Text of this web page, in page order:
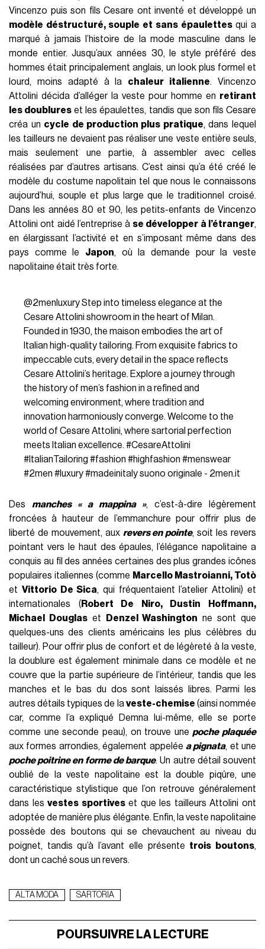
Vincenzo puis son fils Cesare ont inventé et développé un
modèle déstructuré, souple et sans épaulettesqui a
marqué à jamais l’histoire de la mode masculine dans le
monde entier. Jusqu’aux années 30, le style préféré des
hommes était principalement anglais, un look plus formel et
lourd, moins adapté à la chaleur italienne. Vincenzo
Attolini décida d’alléger la veste pour homme en retirant
les doublures et les épaulettes, tandis que son fils Cesare
créa un cycle de production plus pratique, dans lequel
les tailleurs ne devaient pas réaliser une veste entière seuls,
mais seulement une partie, à assembler avec celles
réalisées par d’autres artisans. C’est ainsi qu’a été créé le
modèle du costume napolitain tel que nous le connaissons
aujourd’hui, souple et plus large que le traditionnel croisé.
Dans les années 80 et 90, les petits-enfants de Vincenzo
Attolini ont aidé l’entreprise à se développer à l’étranger,
en élargissant l’activité et en s’imposant même dans des
pays comme le Japon, où la demande pour la veste
napolitaine était très forte.
@2menluxuryStep into timeless elegance at the
Cesare Attolini showroom in the heart of Milan.
Founded in 1930, the maison embodies the art of
Italian high-quality tailoring. From exquisite fabrics to
impeccable cuts, every detail in the space reflects
Cesare Attolini’s heritage. Explore a journey through
the history of men’s fashion in a refined and
welcoming environment, where tradition and
innovation harmoniously converge. Welcome to the
world of Cesare Attolini, where sartorial perfection
meets Italian excellence. #CesareAttolini
#ItalianTailoring #fashion #highfashion #menswear
#2men #luxury#madeinitalysuono originale - 2men.it
Desmanches « a mappina », c’est-à-dire légèrement
froncées à hauteur de l’emmanchure pour offrir plus de
liberté de mouvement, aux revers en pointe, soit les revers
pointant vers le haut des épaules, l’élégance napolitaine a
conquis au fil des années certaines des plus grandes icônes
populaires italiennes (comme Marcello Mastroianni, Totò
et Vittorio De Sica, qui fréquentaient l’atelier Attolini) et
internationales ( Robert De Niro, Dustin Hoffmann,
Michael Douglaset Denzel Washington ne sont que
quelques-uns des clients américains les plus célèbres du
tailleur). Pour offrir plus de confort et de légèreté à la veste,
la doublure est également minimale dans ce modèle et ne
couvre que la partie supérieure de l’intérieur, tandis que les
manches et le bas du dos sont laissés libres. Parmi les
autres détails typiques de laveste-chemise (ainsi nommée
car, comme l’a expliqué Demna lui-même, elle se porte
comme une seconde peau), on trouve unepoche plaquée
aux formes arrondies, également appelée a pignata, et une
poche poitrine en forme de barque. Un autre détail souvent
oublié de la veste napolitaine est la double piqûre, une
caractéristique stylistique que l’on retrouve généralement
dans lesvestes sportiveset que les tailleurs Attolini ont
adoptée de manière plus élégante. Enfin, la veste napolitaine
possède des boutons qui se chevauchent au niveau du
poignet, tandis qu’à l’avant elle présente trois boutons,
dont un caché sous un revers.
ALTA MODA SARTORIA
POURSUIVRE LA LECTURE